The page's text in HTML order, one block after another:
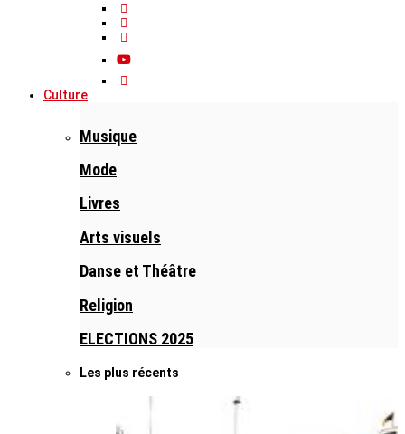
Culture
Musique
Mode
Livres
Arts visuels
Danse et Théâtre
Religion
ELECTIONS 2025
Les plus récents